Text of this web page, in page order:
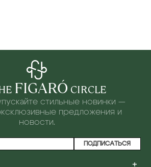
+
FIGARÓ CIRCLE
стильные новинки —
предложения и
новости.
ПОДПИСАТЬСЯ